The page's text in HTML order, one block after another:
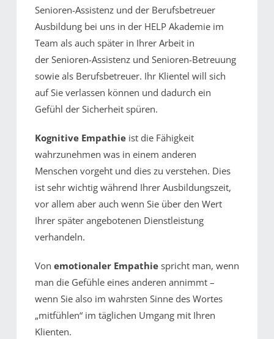
Senioren-Assistenz und der Berufsbetreuer
Ausbildung bei uns in der HELP Akademie im
Team als auch später in Ihrer Arbeit in
der Senioren-Assistenz und Senioren-Betreuung
sowie als Berufsbetreuer. Ihr Klientel will sich
auf Sie verlassen können und dadurch ein
Gefühl der Sicherheit spüren.
Kognitive Empathieist die Fähigkeit
wahrzunehmen was in einem anderen
Menschen vorgeht und dies zu verstehen. Dies
ist sehr wichtig während Ihrer Ausbildungszeit,
vor allem aber auch wenn Sie über den Wert
Ihrer später angebotenen Dienstleistung
verhandeln.
Von emotionaler Empathiespricht man, wenn
man die Gefühle eines anderen annimmt –
wenn Sie also im wahrsten Sinne des Wortes
„mitfühlen“ im täglichen Umgang mit Ihren
Klienten.